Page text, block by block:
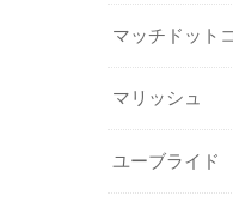
マッチドット
マリッシュ
ユーブライド